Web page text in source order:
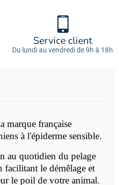
Service client
Du lundi au vendredi de 9h à 18h
marque française
à l'épiderme sensible.
au quotidien du pelage
facilitant le démêlage et
le poil de votre animal.